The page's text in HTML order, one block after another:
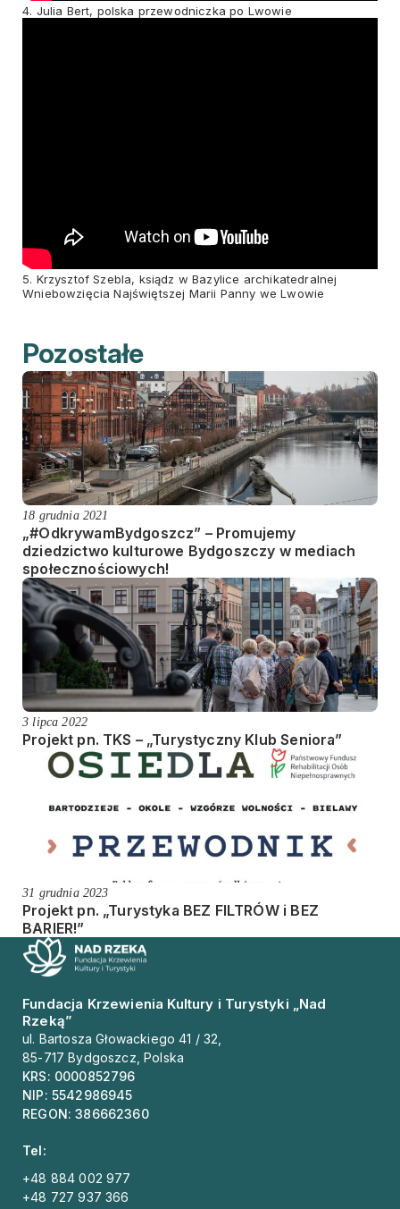
4. Julia Bert, polska przewodniczka po Lwowie
5. Krzysztof Szebla, ksiądz w Bazylice archikatedralnej
Wniebowzięcia Najświętszej Marii Panny we Lwowie
Pozostałe
18 grudnia 2021
„#OdkrywamBydgoszcz” – Promujemy
dziedzictwo kulturowe Bydgoszczy w mediach
społecznościowych!
3 lipca 2022
Projekt pn. TKS – „Turystyczny Klub Seniora”
31 grudnia 2023
Projekt pn. „Turystyka BEZ FILTRÓW i BEZ
BARIER!”
Fundacja Krzewienia Kultury i Turystyki „Nad
Rzeką”
ul. Bartosza Głowackiego 41 / 32,
85-717 Bydgoszcz, Polska
KRS: 0000852796
NIP: 5542986945
REGON: 386662360
Tel:
+48 884 002 977
+48 727 937 366